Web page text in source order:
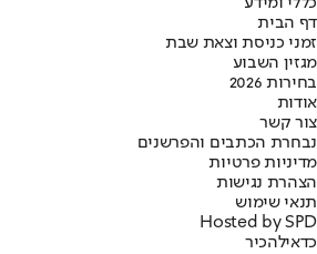
דף הבית
זמני כניסת וצאת שבת
מגזין השבוע
בחירות 2026
אודות
צור קשר
נבחרת הכתבים והפרשנים
מדיניות פרטיות
הצהרת נגישות
תנאי שימוש
Hosted by SPD
כדאילהכיר